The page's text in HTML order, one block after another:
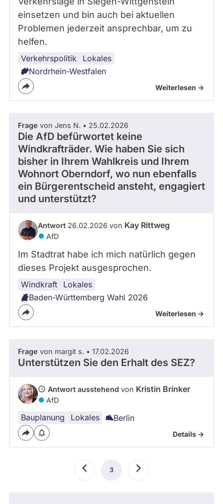
einsetzen und bin auch bei aktuellen
Problemen jederzeit ansprechbar, um zu
helfen.
Verkehrspolitik
Lokales
Nordrhein-Westfalen
Weiterlesen ->
Frage von Jens N. • 25.02.2026
Die AfD befürwortet keine
Windkrafträder. Wie haben Sie sich
bisher in Ihrem Wahlkreis und Ihrem
Wohnort Oberndorf, wo nun ebenfalls
ein Bürgerentscheid ansteht, engagiert
und unterstützt?
Antwort 26.02.2026 von Kay Rittweg
AfD
Im Stadtrat habe ich mich natürlich gegen
dieses Projekt ausgesprochen.
Windkraft
Lokales
Baden-Württemberg Wahl 2026
Weiterlesen ->
Frage von margit s. • 17.02.2026
Unterstützen Sie den Erhalt des SEZ?
Antwort ausstehend von Kristin Brinker
AfD
Bauplanung Lokales Berlin
Details ->
Seitennummerierung
VorherigeAktuelle
3 Nächste